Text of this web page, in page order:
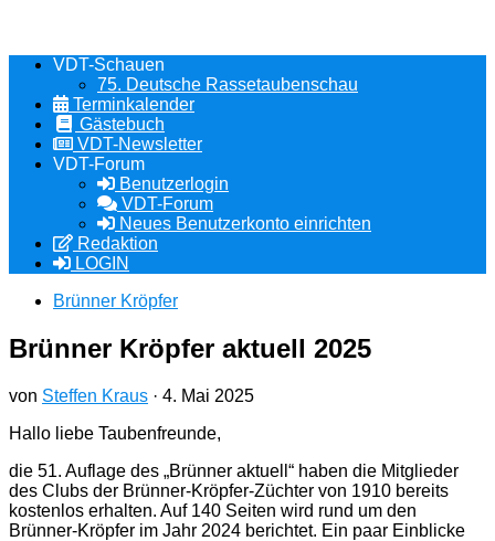
VDT-Schauen
75. Deutsche Rassetaubenschau
Terminkalender
Gästebuch
VDT-Newsletter
VDT-Forum
Benutzerlogin
VDT-Forum
Neues Benutzerkonto einrichten
Redaktion
LOGIN
Brünner Kröpfer
Brünner Kröpfer aktuell 2025
von Steffen Kraus · 4. Mai 2025
Hallo liebe Taubenfreunde,
die 51. Auflage des „Brünner aktuell“ haben die Mitglieder
des Clubs der Brünner-Kröpfer-Züchter von 1910 bereits
kostenlos erhalten. Auf 140 Seiten wird rund um den
Brünner-Kröpfer im Jahr 2024 berichtet. Ein paar Einblicke